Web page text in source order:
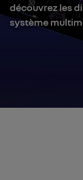
découvrez les
système